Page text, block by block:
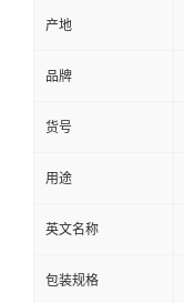
产地
品牌
货号
用途
英文名称
包装规格